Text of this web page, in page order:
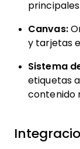
principales.
Canvas:
y tarjetas
Sistema
etiquetas
contenido